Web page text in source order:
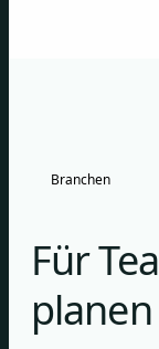
Branchen
Für